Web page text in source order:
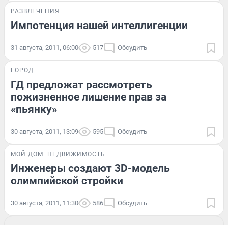
РАЗВЛЕЧЕНИЯ
Импотенция нашей интеллигенции
31 августа, 2011, 06:00 517 Обсудить
ГОРОД
ГД предложат рассмотреть
пожизненное лишение прав за
«пьянку»
30 августа, 2011, 13:09 595 Обсудить
МОЙ ДОМ НЕДВИЖИМОСТЬ
Инженеры создают 3D-модель
олимпийской стройки
30 августа, 2011, 11:30 586 Обсудить